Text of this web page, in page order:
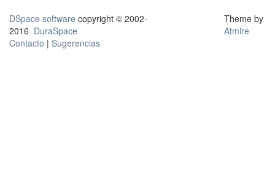
DSpace software copyright © 2002-
2016 DuraSpace
Contacto | Sugerencias
Theme by
Atmire